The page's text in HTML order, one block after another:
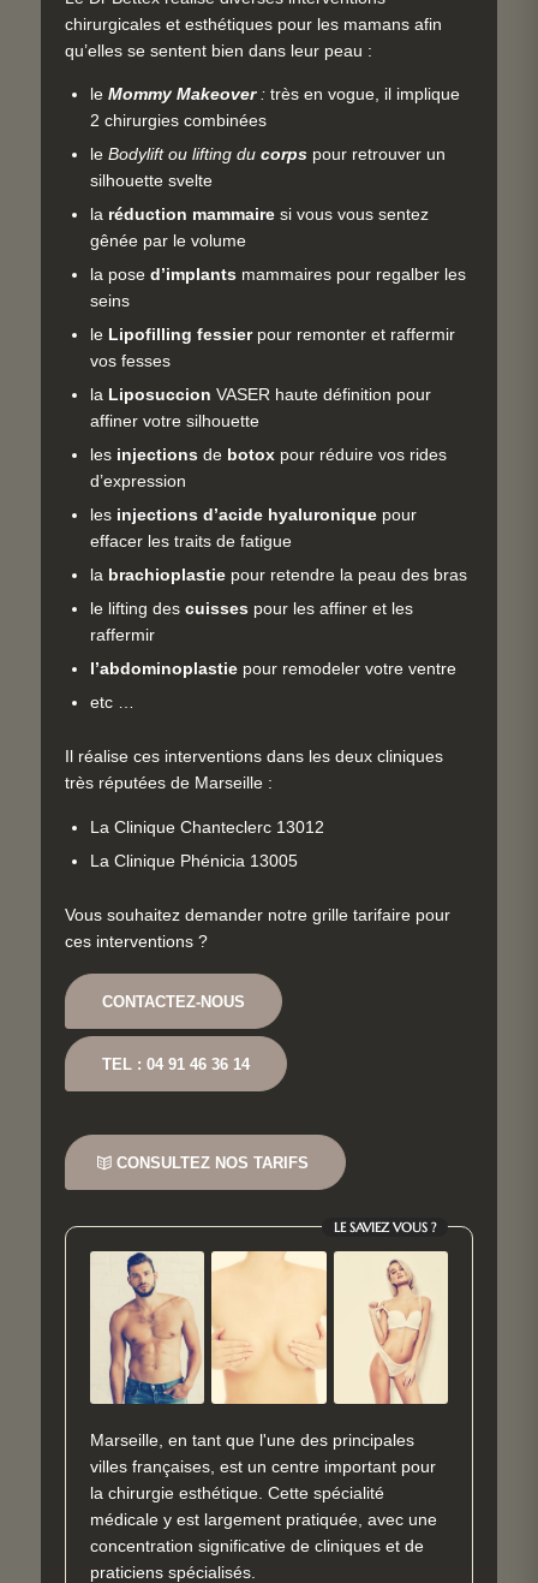
chirurgicales et esthétiques pour les mamans afin
qu’elles se sentent bien dans leur peau :
le Mommy Makeover: très en vogue, il implique
2 chirurgies combinées
le Bodylift ou lifting du corps pour retrouver un
silhouette svelte
la réduction mammairesi vous vous sentez
gênée par le volume
la pose d’implants mammaires pour regalber les
seins
le Lipofilling fessierpour remonter et raffermir
vos fesses
la Liposuccion VASER haute définition pour
affiner votre silhouette
les injections de botoxpour réduire vos rides
d’expression
les injections d’acide hyaluroniquepour
effacer les traits de fatigue
la brachioplastiepour retendre la peau des bras
le lifting des cuisses pour les affiner et les
raffermir
l’abdominoplastiepour remodeler votre ventre
etc …
Il réalise ces interventions dans les deux cliniques
très réputées de Marseille :
La Clinique Chanteclerc 13012
La Clinique Phénicia 13005
Vous souhaitez demander notre grille tarifaire pour
ces interventions ?
CONTACTEZ-NOUS
TEL : 04 91 46 36 14
CONSULTEZ NOS TARIFS
LE SAVIEZ VOUS ?
Marseille, en tant que l'une des principales
villes françaises, est un centre important pour
la chirurgie esthétique. Cette spécialité
médicale y est largement pratiquée, avec une
concentration significative de cliniques et de
praticiens spécialisés.